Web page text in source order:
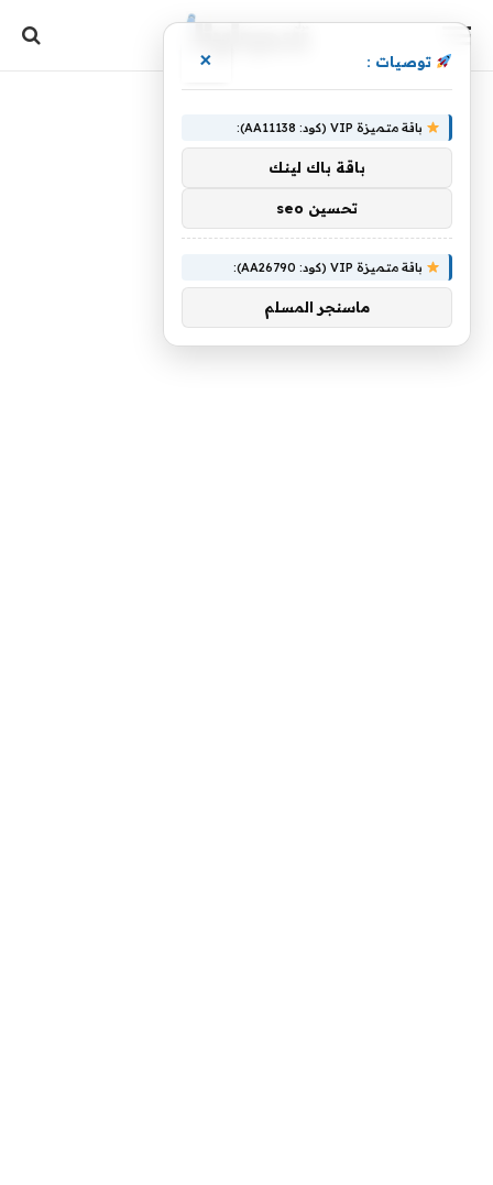
توصيات : ×
باقة متميزة VIP (كود: AA11138):
باقة باك لينك
تحسين seo
باقة متميزة VIP (كود: AA26790):
ماسنجر المسلم